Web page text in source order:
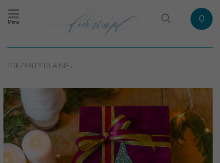
Menu 0
PREZENTY DLA NIEJ